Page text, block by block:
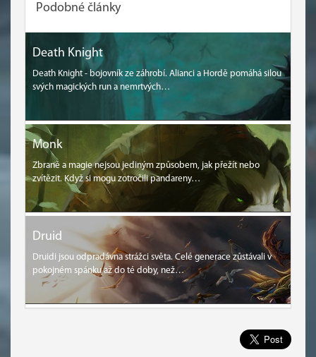
Podobné články
Death Knight
Death Knight - bojovník ze záhrobí. Alianci a Hordě pomáhá silou
svých magických run a nemrtvých…
Monk
Zbraně a magie nejsou jediným způsobem, jak přežít nebo
zvítězit. Když si mogu zotročili pandareny…
Druid
Druidi jsou odpradávna strážci světa. Celé generace zůstávali v
pokojném spánku až do té doby, než…